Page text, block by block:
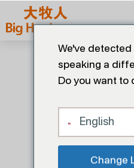
We've detected
speaking a
Do you want to
English
Change